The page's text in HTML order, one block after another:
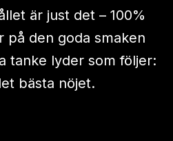
är just det – 100%
på den goda smaken
tanke lyder som följer:
bästa nöjet.